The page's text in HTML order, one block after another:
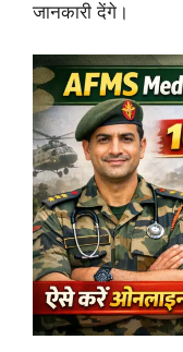
जानकारी देंगे।